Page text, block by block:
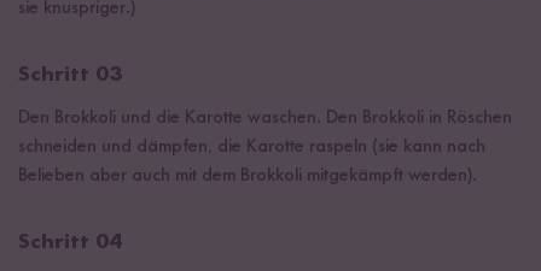
sie knuspriger.)
Schritt 03
Den Brokkoli und die Karotte waschen. Den Brokkoli in Röschen
schneiden und dämpfen, die Karotte raspeln (sie kann nach
Belieben aber auch mit dem Brokkoli mitgekämpft werden).
Schritt 04